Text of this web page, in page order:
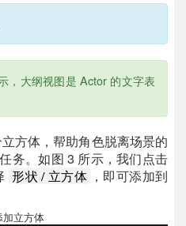
，大纲视图是 Actor 的文字表
方体，帮助角色脱离场景的
务。如图 3 所示，我们点击
形状 / 立方体 ，即可添加到
加立方体